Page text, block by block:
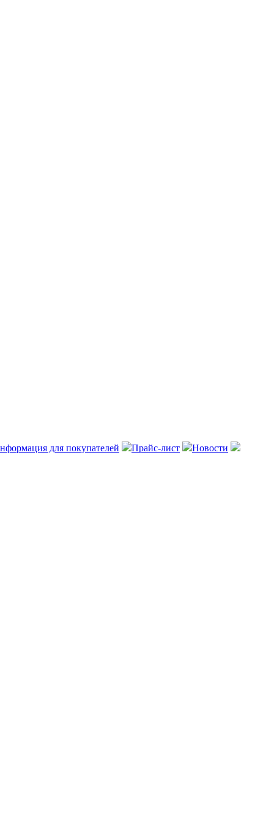
для покупателей Прайс-лист Новости